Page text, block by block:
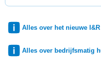
Alles over het nieuwe
Alles over bedrijfsmatig